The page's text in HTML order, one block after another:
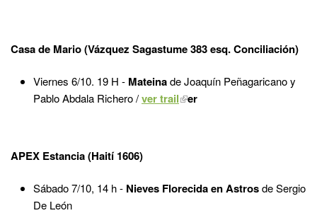
Casa de Mario (Vázquez Sagastume 383 esq. Conciliación)
Viernes 6/10. 19 H - MateinadeJoaquín Peñagaricano y
Pablo Abdala Richero /ver trail er
APEX Estancia (Haití 1606)
Sábado 7/10, 14 h - Nieves Florecida en Astrosde Sergio
De León